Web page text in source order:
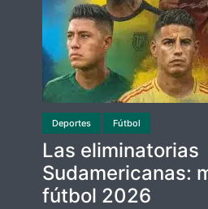
Deportes Fútbol
Las eliminatorias
Sudamericanas:
fútbol 2026